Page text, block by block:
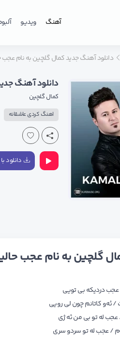
آهنگ ویدیو
دانلود آهنگ جدید کمال گلچین به نام
دانلود آهنگ
کمال گلچین
اهنگ کردی عاشقانه
دانلود با
گلچین به نام عجب
عجب دردیکه بی تویی
/ ئه‌و کاتانم چون لی رویی
له تو بی من ئه ژی
/ عجب له تو سردو سری